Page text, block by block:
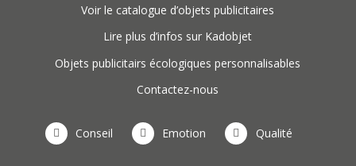
Voir le catalogue d’objets publicitaires
Lire plus d’infos sur Kadobjet
Objets publicitairs écologiques personnalisables
Contactez-nous
Conseil Emotion Qualité